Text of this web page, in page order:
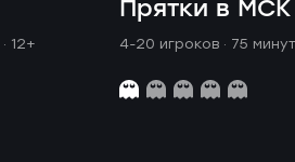
· 12+
Прятки в
4-20 игроков · 75